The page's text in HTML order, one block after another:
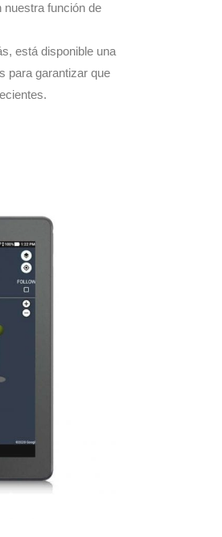
función de
está disponible una
para garantizar que